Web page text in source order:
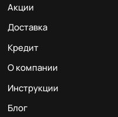
Акции
Доставка
Кредит
О компании
Инструкции
Блог